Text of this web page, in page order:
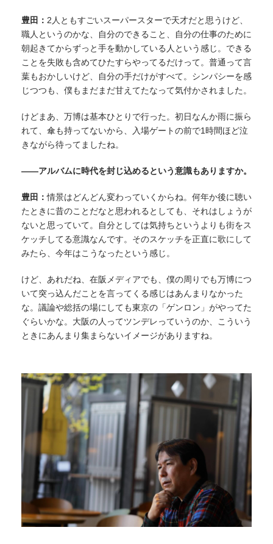
豊田： 2人ともすごいスーパースターで天才だと思うけど、
職人というのかな、自分のできること、自分の仕事のために
朝起きてからずっと手を動かしている人という感じ。できる
ことを失敗も含めてひたすらやってるだけって。普通って言
葉もおかしいけど、自分の手だけがすべて。シンパシーを感
じつつも、僕もまだまだ甘えてたなって気付かされました。
けどまあ、万博は基本ひとりで行った。初日なんか雨に振ら
れて、傘も持ってないから、入場ゲートの前で1時間ほど泣
きながら待ってましたね。
——アルバムに時代を封じ込めるという意識もありますか。
豊田：情景はどんどん変わっていくからね。何年か後に聴い
たときに昔のことだなと思われるとしても、それはしょうが
ないと思っていて。自分としては気持ちというよりも街をス
ケッチしてる意識なんです。そのスケッチを正直に歌にして
みたら、今年はこうなったという感じ。
けど、あれだね、在阪メディアでも、僕の周りでも万博につ
いて突っ込んだことを言ってくる感じはあんまりなかった
な。議論や総括の場にしても東京の「ゲンロン」がやってた
ぐらいかな。大阪の人ってツンデレっていうのか、こういう
ときにあんまり集まらないイメージがありますね。